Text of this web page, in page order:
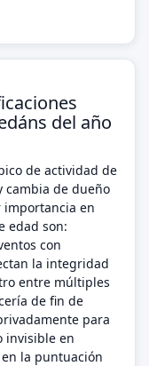
del año
de actividad de
cambia de dueño
importancia en
edad son:
con
la integridad
entre múltiples
de fin de
para
invisible en
en la puntuación